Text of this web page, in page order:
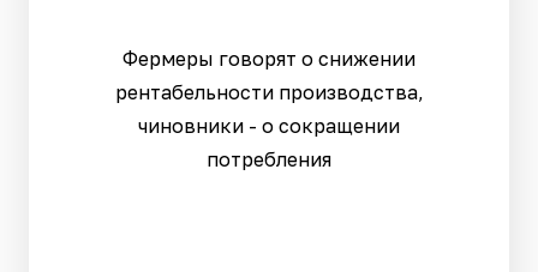
Фермеры говорят о снижении
рентабельности производства,
чиновники - о сокращении
потребления